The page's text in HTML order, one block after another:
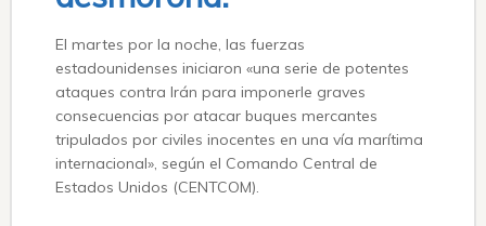
El martes por la noche, las fuerzas
estadounidenses iniciaron «una serie de potentes
ataques contra Irán para imponerle graves
consecuencias por atacar buques mercantes
tripulados por civiles inocentes en una vía marítima
internacional», según el Comando Central de
Estados Unidos (CENTCOM).